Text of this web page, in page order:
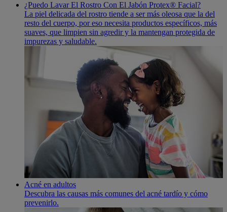
¿Puedo Lavar El Rostro Con El Jabón Protex® Facial?
La piel delicada del rostro tiende a ser más oleosa que la del
resto del cuerpo, por eso necesita productos especí­ficos, más
suaves, que limpien sin agredir y la mantengan protegida de
impurezas y saludable.
Acné en adultos
Descubra las causas más comunes del acné tardío y cómo
prevenirlo.